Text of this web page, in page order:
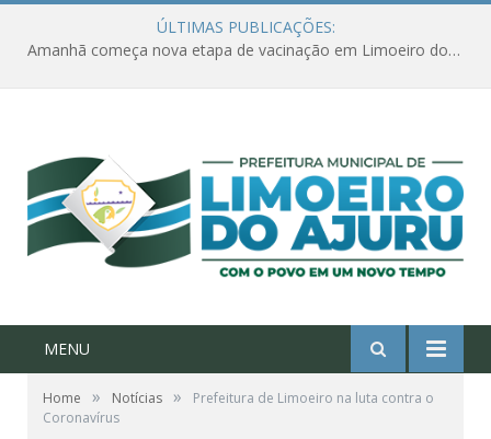
ÚLTIMAS PUBLICAÇÕES:
Amanhã começa nova etapa de vacinação em Limoeiro do Ajuru para idosos com 65 ou mais
MENU
Home » Notícias »
Prefeitura de Limoeiro na luta contra o
Coronavírus